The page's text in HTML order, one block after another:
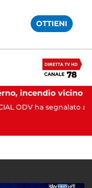
OTTIENI
ha segnalato al 115